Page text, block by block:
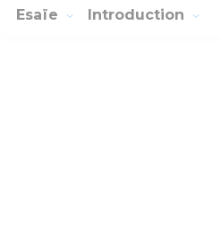
Esaïe Introduction